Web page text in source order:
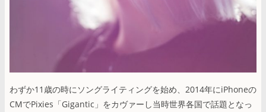
わずか11歳の時にソングライティングを始め、2014年にiPhoneの
CMでPixies「Gigantic」をカヴァーし当時世界各国で話題となっ